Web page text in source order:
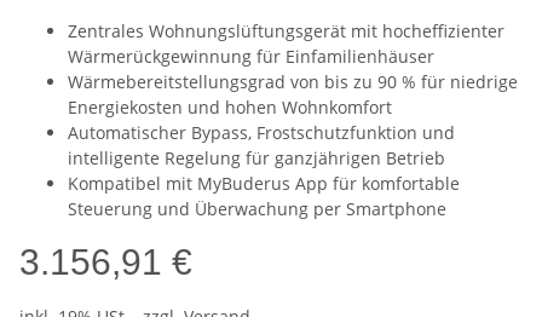
Zentrales Wohnungslüftungsgerät mit hocheffizienter
Wärmerückgewinnung für Einfamilienhäuser
Wärmebereitstellungsgrad von bis zu 90 % für niedrige
Energiekosten und hohen Wohnkomfort
Automatischer Bypass, Frostschutzfunktion und
intelligente Regelung für ganzjährigen Betrieb
Kompatibel mit MyBuderus App für komfortable
Steuerung und Überwachung per Smartphone
3.156,91 €